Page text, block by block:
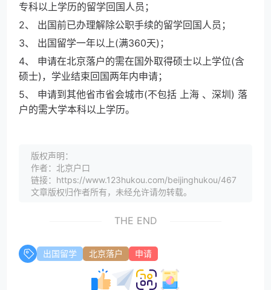
专科以上学历的留学回国人员；
2、 出国前已办理解除公职手续的留学回国人员；
3、 出国留学一年以上(满360天)；
4、 申请在北京落户的需在国外取得硕士以上学位(含
硕士)，学业结束回国两年内申请；
5、 申请到其他省市省会城市(不包括 上海 、深圳) 落
户的需大学本科以上学历。
版权声明：
作者：北京户口
链接：https://www.123hukou.com/beijinghukou/467
文章版权归作者所有，未经允许请勿转载。
THE END
出国留学 北京落户 申请